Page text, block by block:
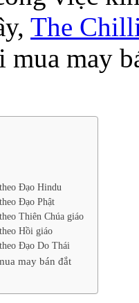
The
mua may
Đạo Hindu
Đạo Phật
Thiên Chúa giáo
Hồi giáo
Đạo Do Thái
may bán đắt